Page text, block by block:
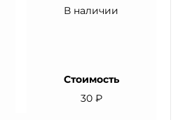
В наличии
Стоимость
30 ₽